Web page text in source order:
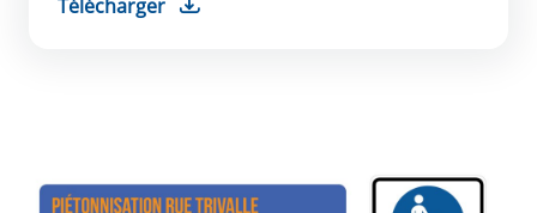
Télécharger